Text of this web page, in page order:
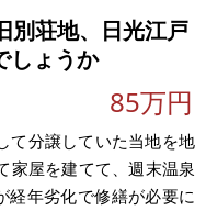
別荘地、日光江戸
しょうか
85万円
て分譲していた当地を地
家屋を建てて、週末温泉
経年劣化で修繕が必要に